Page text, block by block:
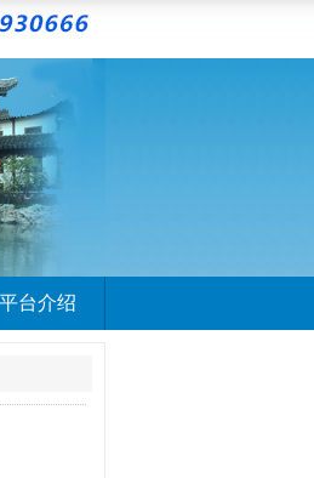
平台介绍